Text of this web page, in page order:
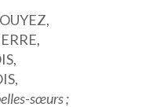
sœurs ;